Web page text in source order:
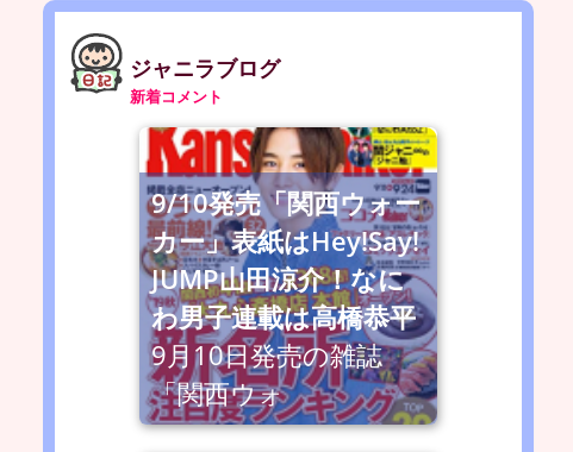
ジャニラブログ
新着コメント
9/10発売「関西ウォー
カー」表紙はHey!Say!
JUMP山田涼介！なに
わ男子連載は高橋恭平
9月10日発売の雑誌
「関西ウォ